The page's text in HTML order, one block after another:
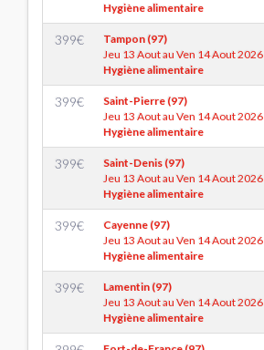
Hygiène alimentaire
399€
Tampon (97)
Jeu 13 Aout au Ven 14 Aout 2026
Hygiène alimentaire
399€
Saint-Pierre (97)
Jeu 13 Aout au Ven 14 Aout 2026
Hygiène alimentaire
399€
Saint-Denis (97)
Jeu 13 Aout au Ven 14 Aout 2026
Hygiène alimentaire
399€
Cayenne (97)
Jeu 13 Aout au Ven 14 Aout 2026
Hygiène alimentaire
399€
Lamentin (97)
Jeu 13 Aout au Ven 14 Aout 2026
Hygiène alimentaire